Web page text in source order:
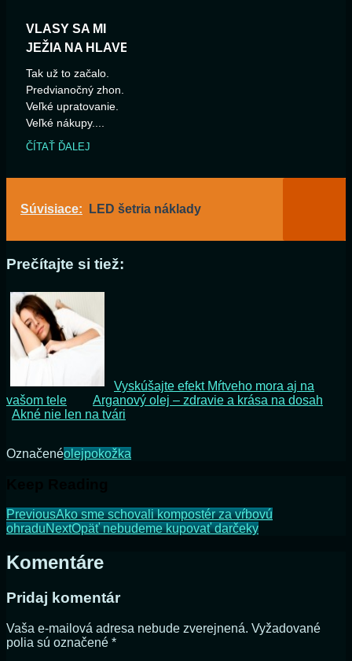
VLASY SA MI
JEŽIA NA HLAVE
Tak už to začalo.
Predvianočný zhon.
Veľké upratovanie.
Veľké nákupy....
ČÍTAŤ ĎALEJ
Súvisiace: LED šetria náklady
Prečítajte si tiež:
Vyskúšajte efekt Mŕtveho mora aj na
vašom tele
Arganový olej – zdravie a krása na dosah
Akné nie len na tvári
Označenéolejpokožka
PreviousAko sme schovali kompostér za vŕbovú
ohraduNextOpäť nebudeme kupovať darčeky
Komentáre
Pridaj komentár
Vaša e-mailová adresa nebude zverejnená. Vyžadované
polia sú označené *